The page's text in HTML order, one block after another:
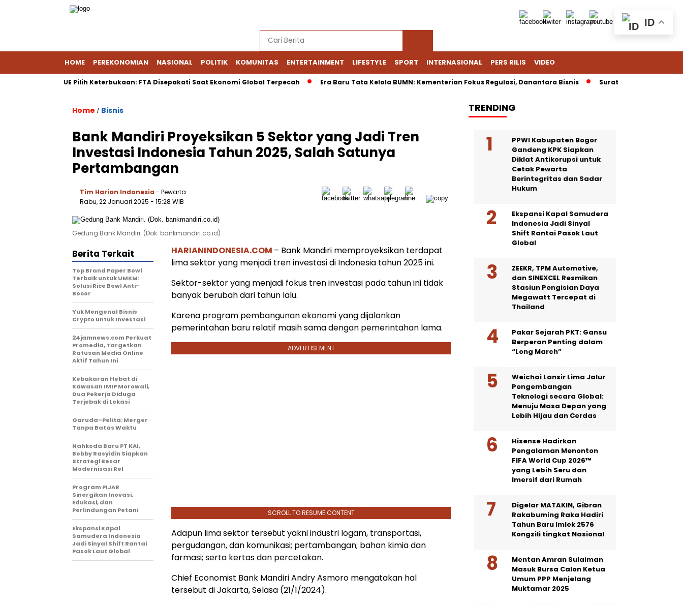
HOME PEREKONOMIAN NASIONAL POLITIK KOMUNITAS ENTERTAINMENT LIFESTYLE SPORT INTERNASIONAL PERS RILIS VIDEO
Indonesia–UE Pilih Keterbukaan: FTA Disepakati Saat Ekonomi Global Terpecah Era Baru Tata Kelola BUMN: Kementerian Fokus Regulasi, Danantara Bisnis Surat Berkop Kementerian
Home / Bisnis
Bank Mandiri Proyeksikan 5 Sektor yang Jadi Tren
Investasi Indonesia Tahun 2025, Salah Satunya
Pertambangan
Tim Harian Indonesia - Pewarta
Rabu, 22 Januari 2025 - 15:28 WIB
Gedung Bank Mandiri. (Dok. bankmandiri.co.id)
HARIANINDONESIA.COM – Bank Mandiri memproyeksikan terdapat
lima sektor yang menjadi tren investasi di Indonesia tahun 2025 ini.
Sektor-sektor yang menjadi fokus tren investasi pada tahun ini tidak
banyak berubah dari tahun lalu.
Karena program pembangunan ekonomi yang dijalankan
pemerintahan baru relatif masih sama dengan pemerintahan lama.
ADVERTISEMENT
SCROLL TO RESUME CONTENT
Adapun lima sektor terseɓut yakni industri logam, transportasi,
pergudangan, dan komunikasi; pertambangan; bahan kimia dan
farmasi; serta kertas dan percetakan.
Chief Economist Bank Mandiri Andry Asmoro mengatakan hal
tersebut di Jakarta, Selasa (21/1/2024).
Berita Terkait
Top Brand Paper Bowl
Terbaik untuk UMKM:
Solusi Rice Bowl Anti-
Bocor
Yuk Mengenal Bisnis
Crypto untuk Investasi
24jamnews.com Perkuat
Promedia, Targetkan
Ratusan Media Online
Aktif Tahun Ini
Kebakaran Hebat di
Kawasan IMIP Morowali,
Dua Pekerja Diduga
Terjebak di Lokasi
Garuda–Pelita: Merger
Tanpa Batas Waktu
Nahkoda Baru PT KAI,
Bobby Rasyidin Siapkan
Strategi Besar
Modernisasi Rel
Program PIJAR
Sinergikan Inovasi,
Edukasi, dan
Perlindungan Petani
Ekspansi Kapal
Samudera Indonesia
Jadi Sinyal Shift Rantai
Pasok Laut Global
TRENDING
PPWI Kabupaten Bogor
Gandeng KPK Siapkan
Diklat Antikorupsi untuk
Cetak Pewarta
Berintegritas dan Sadar
Hukum
Ekspansi Kapal Samudera
Indonesia Jadi Sinyal
Shift Rantai Pasok Laut
Global
ZEEKR, TPM Automotive,
dan SINEXCEL Resmikan
Stasiun Pengisian Daya
Megawatt Tercepat di
Thailand
Pakar Sejarah PKT: Gansu
Berperan Penting dalam
“Long March”
Weichai Lansir Lima Jalur
Pengembangan
Teknologi secara Global:
Menuju Masa Depan yang
Lebih Hijau dan Cerdas
Hisense Hadirkan
Pengalaman Menonton
FIFA World Cup 2026™
yang Lebih Seru dan
Imersif dari Rumah
Digelar MATAKIN, Gibran
Rakabuming Raka Hadiri
Tahun Baru Imlek 2576
Kongzili tingkat Nasional
Mentan Amran Sulaiman
Masuk Bursa Calon Ketua
Umum PPP Menjelang
Muktamar 2025
ID